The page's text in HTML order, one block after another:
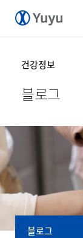
건강정보
블로그
블로그